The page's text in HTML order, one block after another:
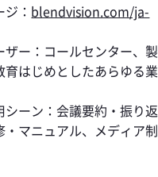
： blendvision.com/ja-
ザー：コールセンター、製
育はじめとしたあらゆる業
シーン：会議要約・振り返
・マニュアル、メディア制